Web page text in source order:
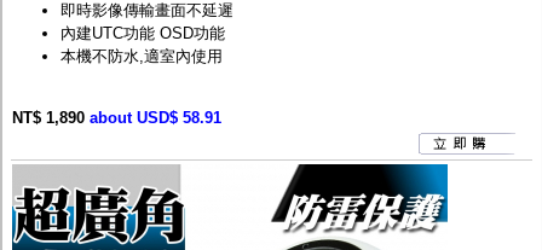
即時影像傳輸畫面不延遲
內建UTC功能 OSD功能
本機不防水,適室內使用
NT$ 1,890 about USD$ 58.91